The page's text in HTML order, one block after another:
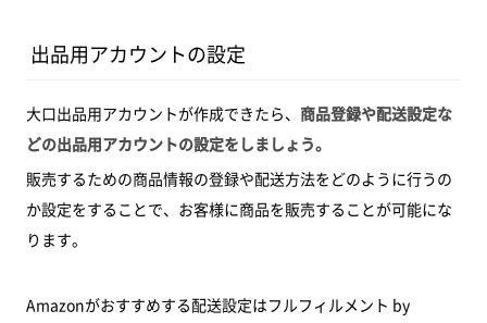
出品用アカウントの設定
大口出品用アカウントが作成できたら、 商品登録や配送設定な
どの出品用アカウントの設定をしましょう。
販売するための商品情報の登録や配送方法をどのように行うの
か設定をすることで、お客様に商品を販売することが可能にな
ります。
Amazonがおすすめする配送設定はフルフィルメント by